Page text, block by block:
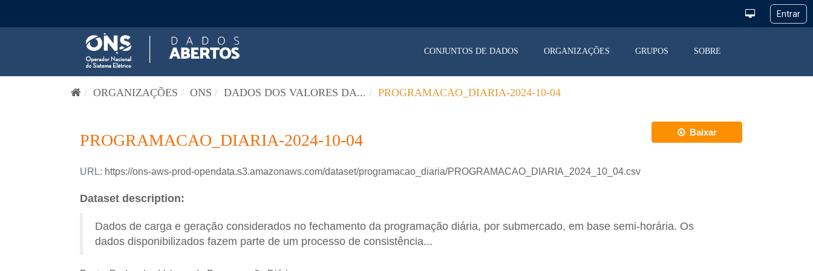
CONJUNTOS DE DADOS ORGANIZAÇÕES GRUPOS SOBRE
ORGANIZAÇÕES ONS DADOS DOS VALORES DA... PROGRAMACAO_DIARIA-2024-10-04
Baixar
PROGRAMACAO_DIARIA-2024-10-04
URL: https://ons-aws-prod-opendata.s3.amazonaws.com/dataset/programacao_diaria/PROGRAMACAO_DIARIA_2024_10_04.csv
Dataset description:
Dados de carga e geração considerados no fechamento da programação diária, por submercado, em base semi-horária. Os
dados disponibilizados fazem parte de um processo de consistência...